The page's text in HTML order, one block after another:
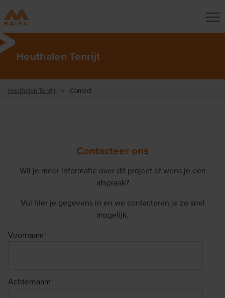
Houthalen Tenrijt
Houthalen Tenrijt > Contact
Contacteer ons
Wil je meer informatie over dit project of wens je een
afspraak?
Vul hier je gegevens in en we contacteren je zo snel
mogelijk.
Voornaam*
Achternaam*